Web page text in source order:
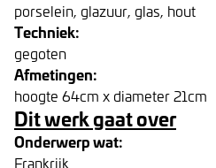
porselein, glazuur, glas, hout
Techniek:
gegoten
Afmetingen:
hoogte 64cm x diameter 21cm
Dit werk gaat over
Onderwerp wat:
Frankrijk